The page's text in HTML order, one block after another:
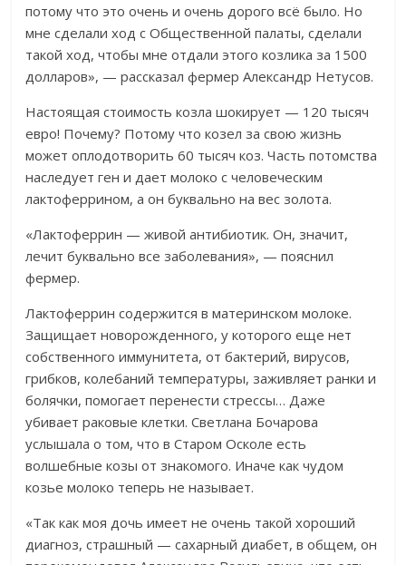
потому что это очень и очень дорого всё было. Но
мне сделали ход с Общественной палаты, сделали
такой ход, чтобы мне отдали этого козлика за 1500
долларов», — рассказал фермер Александр Нетусов.
Настоящая стоимость козла шокирует — 120 тысяч
евро! Почему? Потому что козел за свою жизнь
может оплодотворить 60 тысяч коз. Часть потомства
наследует ген и дает молоко с человеческим
лактоферрином, а он буквально на вес золота.
«Лактоферрин — живой антибиотик. Он, значит,
лечит буквально все заболевания», — пояснил
фермер.
Лактоферрин содержится в материнском молоке.
Защищает новорожденного, у которого еще нет
собственного иммунитета, от бактерий, вирусов,
грибков, колебаний температуры, заживляет ранки и
болячки, помогает перенести стрессы… Даже
убивает раковые клетки. Светлана Бочарова
услышала о том, что в Старом Осколе есть
волшебные козы от знакомого. Иначе как чудом
козье молоко теперь не называет.
«Так как моя дочь имеет не очень такой хороший
диагноз, страшный — сахарный диабет, в общем, он